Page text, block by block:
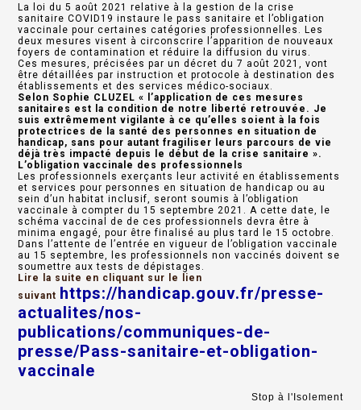
La loi du 5 août 2021 relative à la gestion de la crise
sanitaire COVID19 instaure le pass sanitaire et l’obligation
vaccinale pour certaines catégories professionnelles. Les
deux mesures visent à circonscrire l’apparition de nouveaux
foyers de contamination et réduire la diffusion du virus.
Ces mesures, précisées par un décret du 7 août 2021, vont
être détaillées par instruction et protocole à destination des
établissements et des services médico-sociaux.
Selon Sophie CLUZEL « l’application de ces mesures
sanitaires est la condition de notre liberté retrouvée. Je
suis extrêmement vigilante à ce qu’elles soient à la fois
protectrices de la santé des personnes en situation de
handicap, sans pour autant fragiliser leurs parcours de vie
déjà très impacté depuis le début de la crise sanitaire ».
L’obligation vaccinale des professionnels
Les professionnels exerçants leur activité en établissements
et services pour personnes en situation de handicap ou au
sein d’un habitat inclusif, seront soumis à l’obligation
vaccinale à compter du 15 septembre 2021. A cette date, le
schéma vaccinal de de ces professionnels devra être à
minima engagé, pour être finalisé au plus tard le 15 octobre.
Dans l’attente de l’entrée en vigueur de l’obligation vaccinale
au 15 septembre, les professionnels non vaccinés doivent se
soumettre aux tests de dépistages.
Lire la suite en cliquant sur le lien
suivant https://handicap.gouv.fr/presse-
actualites/nos-
publications/communiques-de-
presse/Pass-sanitaire-et-obligation-
vaccinale
Stop à l'Isolement